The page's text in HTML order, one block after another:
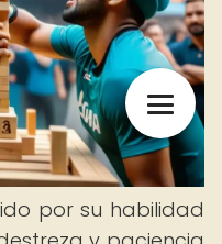
por su habilidad